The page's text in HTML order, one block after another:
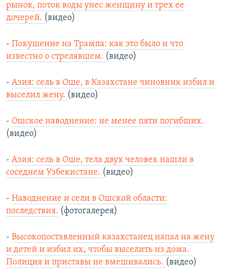
рынок, поток воды унес женщину и трех ее
дочерей. (видео)
- Покушение на Трампа: как это было и что
известно о стрелявшем. (видео)
- Азия: сель в Оше, в Казахстане чиновник избил и
выселил жену. (видео)
- Ошское наводнение: не менее пяти погибших.
(видео)
- Азия: сель в Оше, тела двух человек нашли в
соседнем Узбекистане. (видео)
- Наводнение и сели в Ошской области:
последствия. (фотогалерея)
- Высокопоставленный казахстанец напал на жену
и детей и избил их, чтобы выселить из дома.
Полиция и приставы не вмешивались. (видео)